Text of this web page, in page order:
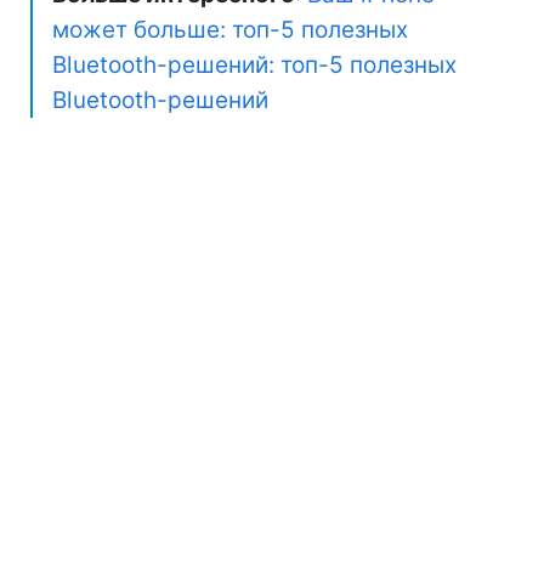
может больше: топ-5 полезных
Bluetooth-решений: топ-5 полезных
Bluetooth-решений